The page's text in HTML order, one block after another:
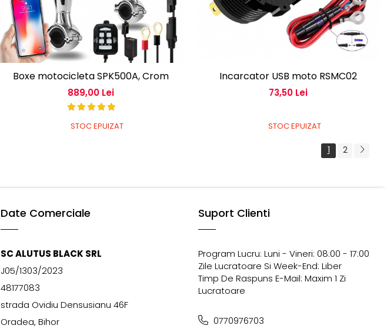
Boxe motocicleta SPK500A, Crom
889,00 Lei
STOC EPUIZAT
Incarcator USB moto RSMC02
73,50 Lei
STOC EPUIZAT
1 2
Date Comerciale
SC ALUTUS BLACK SRL
J05/1303/2023
48177083
strada Ovidiu Densusianu 46F
Oradea, Bihor
Suport Clienti
Program Lucru: Luni - Vineri: 08:00 - 17:00
Zile Lucratoare Si Week-End: Liber
Timp De Raspuns E-Mail: Maxim 1 Zi
Lucratoare
0770976703